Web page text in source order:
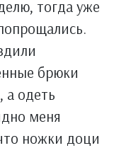
тогда уже
брюки
а одеть
меня
ножки доци